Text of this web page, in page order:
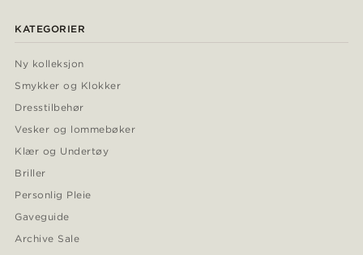
KATEGORIER
Ny kolleksjon
Smykker og Klokker
Dresstilbehør
Vesker og lommebøker
Klær og Undertøy
Briller
Personlig Pleie
Gaveguide
Archive Sale